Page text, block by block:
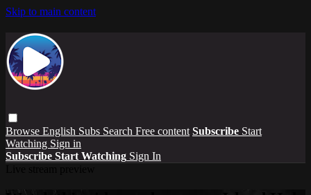
Skip to main content
Browse English Subs Search Free content Subscribe Start
Watching Sign in
Subscribe Start Watching Sign In